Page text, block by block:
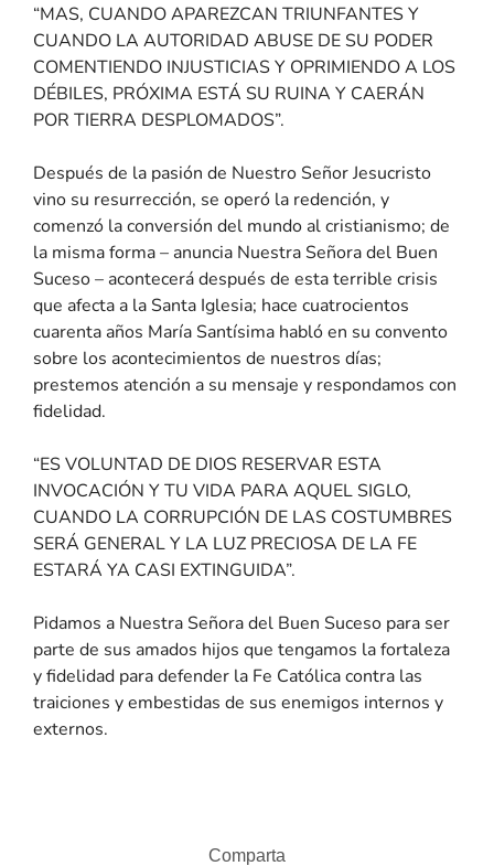
“MAS, CUANDO APAREZCAN TRIUNFANTES Y
CUANDO LA AUTORIDAD ABUSE DE SU PODER
COMENTIENDO INJUSTICIAS Y OPRIMIENDO A LOS
DÉBILES, PRÓXIMA ESTÁ SU RUINA Y CAERÁN
POR TIERRA DESPLOMADOS”.
Después de la pasión de Nuestro Señor Jesucristo
vino su resurrección, se operó la redención, y
comenzó la conversión del mundo al cristianismo; de
la misma forma – anuncia Nuestra Señora del Buen
Suceso – acontecerá después de esta terrible crisis
que afecta a la Santa Iglesia; hace cuatrocientos
cuarenta años María Santísima habló en su convento
sobre los acontecimientos de nuestros días;
prestemos atención a su mensaje y respondamos con
fidelidad.
“ES VOLUNTAD DE DIOS RESERVAR ESTA
INVOCACIÓN Y TU VIDA PARA AQUEL SIGLO,
CUANDO LA CORRUPCIÓN DE LAS COSTUMBRES
SERÁ GENERAL Y LA LUZ PRECIOSA DE LA FE
ESTARÁ YA CASI EXTINGUIDA”.
Pidamos a Nuestra Señora del Buen Suceso para ser
parte de sus amados hijos que tengamos la fortaleza
y fidelidad para defender la Fe Católica contra las
traiciones y embestidas de sus enemigos internos y
externos.
Comparta